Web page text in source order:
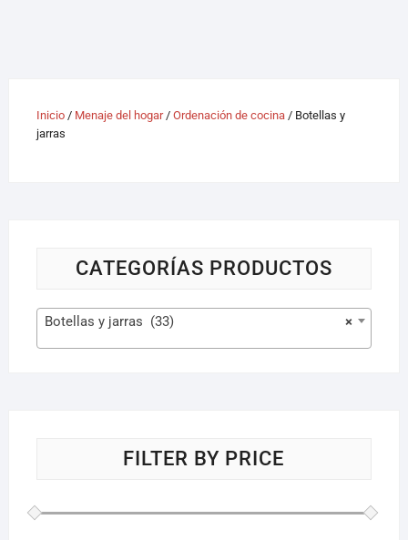
Inicio/ Menaje del hogar/ Ordenación de cocina/ Botellas y
jarras
CATEGORÍAS PRODUCTOS
×
Botellas y jarras (33)
FILTER BY PRICE